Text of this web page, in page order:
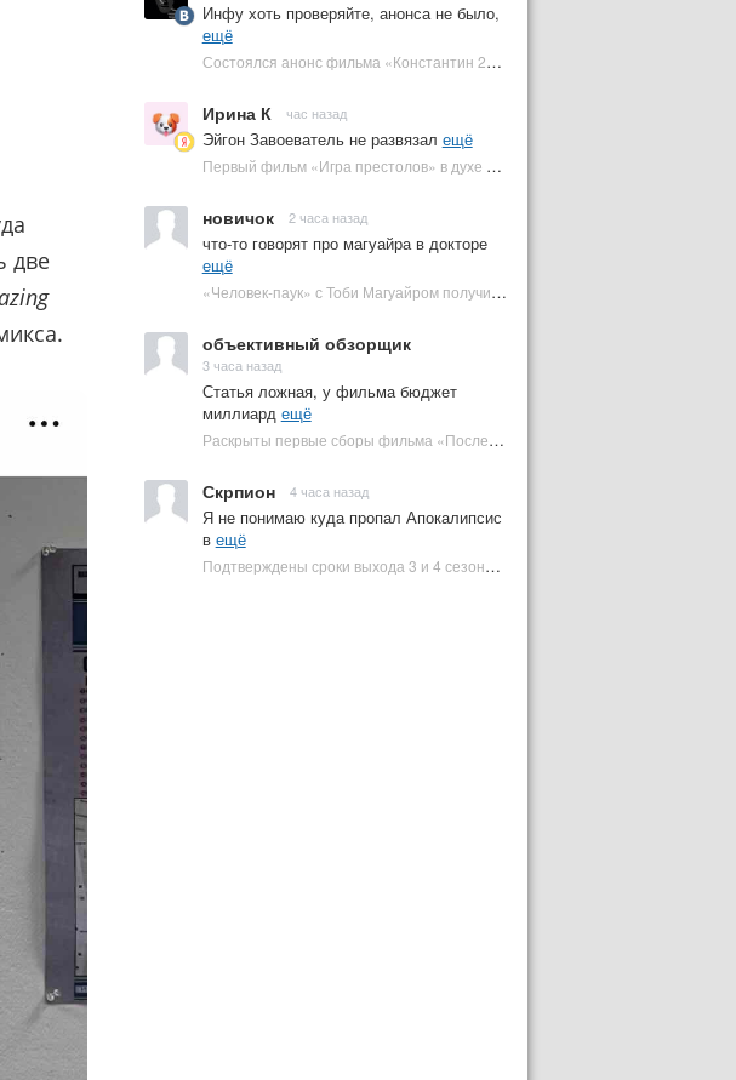
Инфу хоть проверяйте, анонса не было,
ещё
Состоялся анонс фильма «Константин 2» с Киану Ривзом. Когда он выйдет? | Plugged In Ru
Ирина К час назад
Эйгон Завоеватель не развязал ещё
Первый фильм «Игра престолов» в духе «Дюны» посвящен важному Таргариену | Plugged In Ru
новичок 2 часа назад
что-то говорят про магуайра в докторе
ещё
«Человек-паук» с Тоби Магуайром получил новый постер | Plugged In Ru
объективный обзорщик
3 часа назад
Статья ложная, у фильма бюджет
миллиард ещё
Раскрыты первые сборы фильма «Последний богатырь: Колобок» на фоне негатива | Plugged In Ru
Скрпион 4 часа назад
Я не понимаю куда пропал Апокалипсис
в ещё
Подтверждены сроки выхода 3 и 4 сезонов «Людей Икс '97» | Plugged In Ru
две